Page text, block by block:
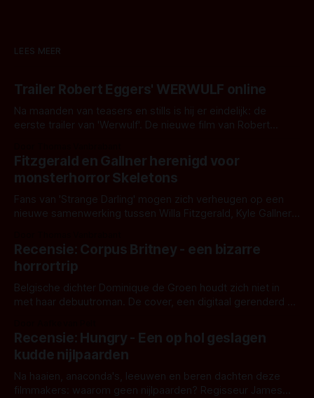
LEES MEER
Trailer Robert Eggers' WERWULF online
Na maanden van teasers en stills is hij er eindelijk: de
eerste trailer van 'Werwulf'. De nieuwe film van Robert
kille stijl vol folklore en mythe. Het topic deze keer is (kon
het het al raden?)... de weerwolf. Kijk je mee?
Fitzgerald en Gallner herenigd voor
monsterhorror Skeletons
Fans van 'Strange Darling' mogen zich verheugen op een
nieuwe samenwerking tussen Willa Fitzgerald, Kyle Gallner
'Skeletons', een nieuwe creature feature waarvoor de
opnames zijn gestart in Australië.
Recensie: Corpus Britney - een bizarre
horrortrip
Belgische dichter Dominique de Groen houdt zich niet in
met haar debuutroman. De cover, een digitaal gerenderd en
achtergrond, belooft iets kleurrijks maar onheilspellends,
iets ongrijpbaars. En dat maakt De Groen met ieder woord
waar.
Recensie: Hungry - Een op hol geslagen
kudde nijlpaarden
Na haaien, anaconda's, leeuwen en beren dachten deze
filmmakers: waarom geen nijlpaarden? Regisseur James